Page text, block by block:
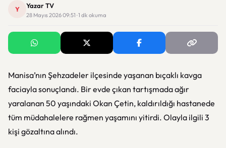
Y Yazar TV
28 Mayıs 2026 09:51 · 1 dk okuma
Manisa’nın Şehzadeler ilçesinde yaşanan bıçaklı kavga
faciayla sonuçlandı. Bir evde çıkan tartışmada ağır
yaralanan 50 yaşındaki Okan Çetin, kaldırıldığı hastanede
tüm müdahalelere rağmen yaşamını yitirdi. Olayla ilgili 3
kişi gözaltına alındı.